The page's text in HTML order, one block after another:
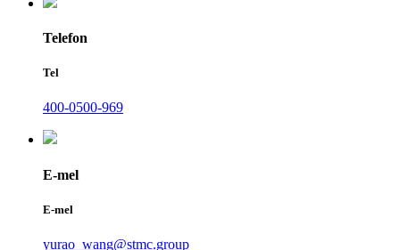
Telefon
Tel
400-0500-969
E-mel
E-mel
yurao_wang@stmc.group